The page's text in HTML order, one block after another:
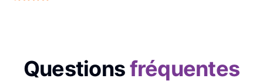
Questionsfréquentes